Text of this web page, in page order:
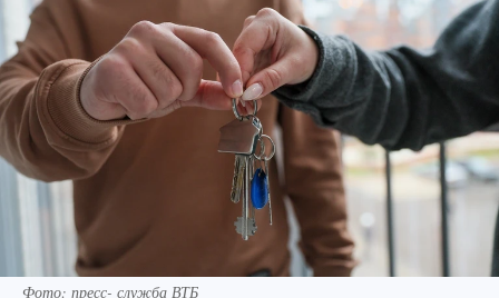
Фото: пресс- служба ВТБ